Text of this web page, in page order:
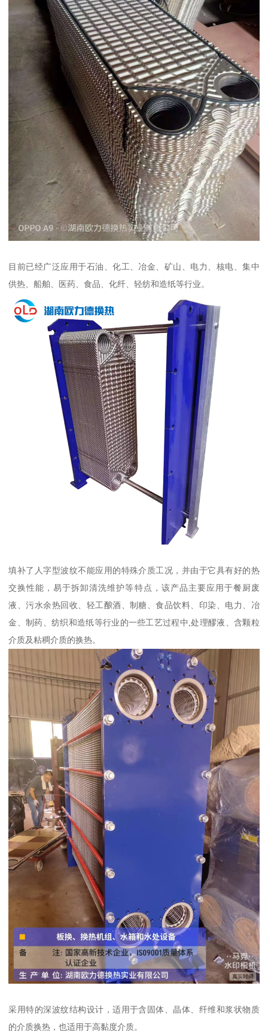
目前已经广泛应用于石油、化工、冶金、矿山、电力、核电、集中
供热、船舶、医药、食品、化纤、轻纺和造纸等行业。
填补了人字型波纹不能应用的特殊介质工况，并由于它具有好的热
交换性能，易于拆卸清洗维护等特点，该产品主要应用于餐厨废
液、污水余热回收、轻工酿酒、制糖、食品饮料、印染、电力、冶
金、制药、纺织和造纸等行业的一些工艺过程中,处理醪液、含颗粒
介质及粘稠介质的换热。
采用特的深波纹结构设计，适用于含固体、晶体、纤维和浆状物质
的介质换热，也适用于高黏度介质。